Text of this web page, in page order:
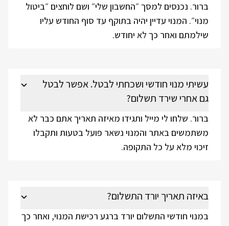
ברור. נכנסים למסך ״החשבון שלי״ ושם לוחצים ״ביטול
מנוי״. המנוי עדיין יהיה בתוקף עד סוף החודש עליו
שילמתם ואחר כך לא יחודש.
עשיתי מנוי חודשי ושכחתי לבטל. אפשר לבטל
גם אחרי שירד תשלום?
ברור. שלחו לי מייל ותגידו מאיזה תאריך אתם כבר לא
משתמשים באתר והמנוי נשאר פועל בטעות ותקבלו
זיכוי מלא על כל התקופה.
באיזה תאריך יורד התשלום?
במנוי חודשי התשלום יורד ברגע רכישת המנוי, ואחר כך